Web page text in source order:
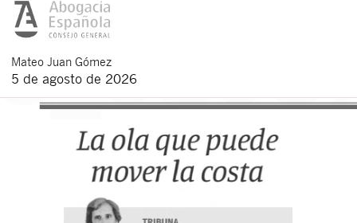
Mateo Juan Gómez
5 de agosto de 2026